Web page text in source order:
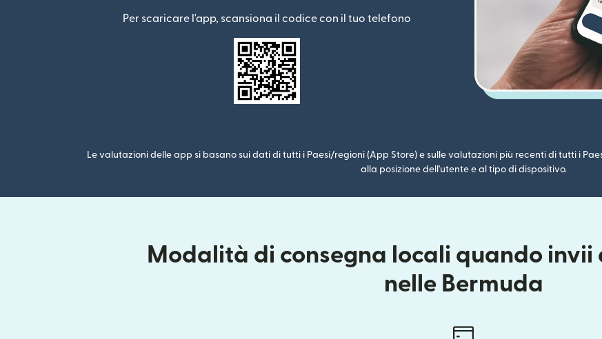
Per scaricare l'app, scansiona il codice con il tuo telefono
Le valutazioni delle app si basano sui dati di tutti i Paesi/regioni (App Store) e sulle valutazioni più recenti di tutti i
alla posizione dell'utente e al tipo di dispositivo.
Modalità di consegna locali quando invii
nelle Bermuda